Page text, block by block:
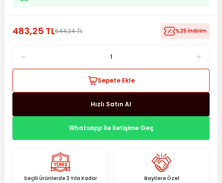
483,25 TL644,34 TL %25 İndirim
Sepete Ekle
Hızlı Satın Al
Whatsapp İle İletişime Geç
Seçili Ürünlerde 3 Yıla Kadar
Bayilere Özel